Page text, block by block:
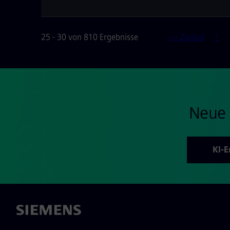
25 - 30 von 810 Ergebnisse << Zurück 1
KI-